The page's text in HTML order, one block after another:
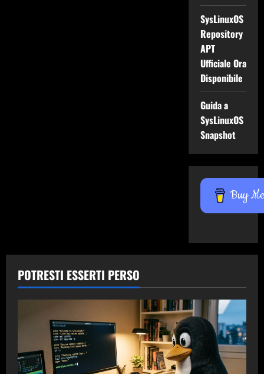
SysLinuxOS
Repository
APT
Ufficiale Ora
Disponibile
Guida a
SysLinuxOS
Snapshot
Buy
POTRESTI ESSERTI PERSO